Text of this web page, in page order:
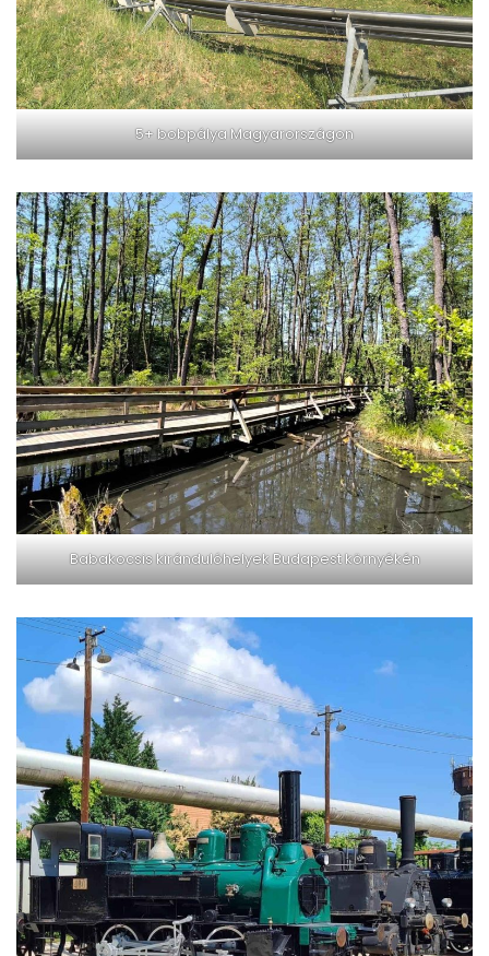
5+ bobpálya Magyarországon
Babakocsis kirándulóhelyek Budapest környékén